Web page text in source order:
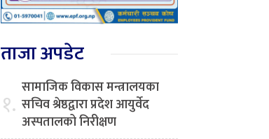
ताजा अपडेट
१. सामाजिक विकास मन्त्रालयका
सचिव श्रेष्ठद्वारा प्रदेश आयुर्वेद
अस्पतालको निरीक्षण